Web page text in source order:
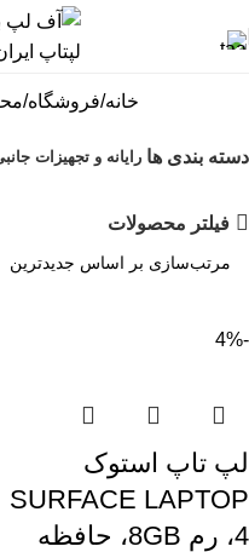
خانه فروشگاه
دسته بندی ها رایانه و تجهیزات
فیلتر محصولات
-4%
لپ تاپ استوک
SURFACE LAPTOP
4، رم 8GB، حافظه